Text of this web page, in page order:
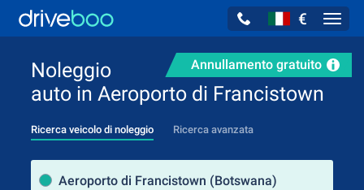
€
Annullamento gratuito
Noleggio
auto in Aeroporto di Francistown
Ricerca veicolo di noleggio Ricerca avanzata
Aeroporto di Francistown (Botswana)